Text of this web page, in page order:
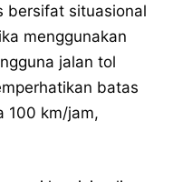
bersifat situasional
menggunakan
jalan tol
batas
100 km/jam,